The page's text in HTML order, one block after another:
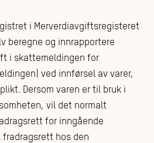
i Merverdiavgiftsregisteret
beregne og innrapportere
i skattemeldingen for
ved innførsel av varer,
Dersom varen er til bruk i
vil det normalt
for inngående
hos den